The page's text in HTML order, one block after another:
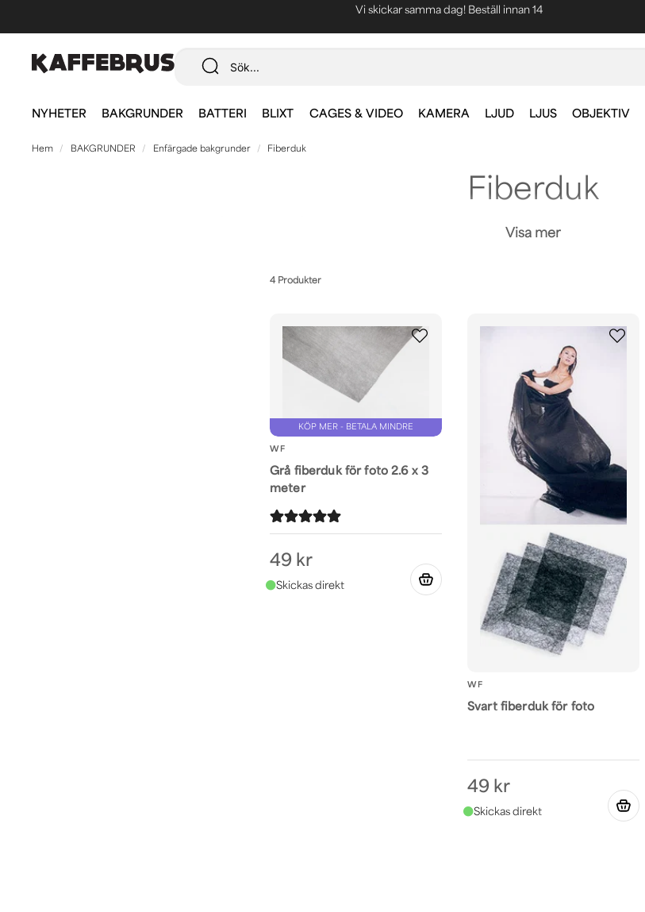
Blixtsnabba leveranser
NYHETER BAKGRUNDER BATTERI BLIXT CAGES & VIDEO KAMERA LJUD LJUS OBJEKTIV
Hem BAKGRUNDER Enfärgade bakgrunder Fiberduk
Fiberduk
Fiberduk är väldigt tunt och flexibelt och funkar bra som dekoration eller matt bakgrund i
Visa mer
4 Produkter
KÖP MER - BETALA MINDRE
WF
Grå fiberduk för foto 2.6 x 3
meter
49 kr
WF
Svart fiberduk för foto
49 kr